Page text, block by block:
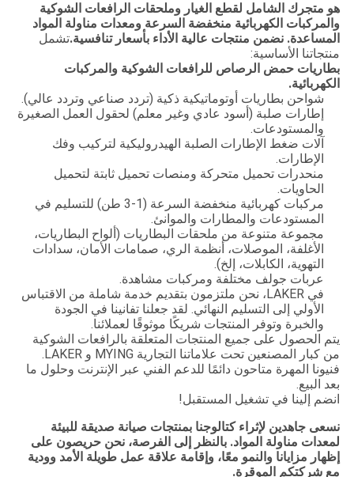
هو متجرك الشامل لقطع الغيار وملحقات الرافعات الشوكية
والمركبات الكهربائية منخفضة السرعة ومعدات مناولة المواد
المساعدة. نضمن منتجات عالية الأداء بأسعار تنافسية.تشمل
منتجاتنا الأساسية:
بطاريات حمض الرصاص للرافعات الشوكية والمركبات
الكهربائية.
شواحن بطاريات أوتوماتيكية ذكية (تردد صناعي وتردد عالي).
إطارات صلبة (أسود عادي وغير معلم) لحقول العمل الصغيرة
والمستودعات.
آلات ضغط الإطارات الصلبة الهيدروليكية لتركيب وفك
الإطارات.
منحدرات تحميل متحركة ومنصات تحميل ثابتة لتحميل
الحاويات.
مركبات كهربائية منخفضة السرعة (1-3 طن) للتسليم في
المستودعات والمطارات والموانئ.
مجموعة متنوعة من ملحقات البطاريات (ألواح البطاريات،
الأغلفة، الموصلات، أنظمة الري، صمامات الأمان، سدادات
التهوية، الكابلات، إلخ).
عربات جولف مختلفة ومركبات مشاهدة.
في LAKER، نحن ملتزمون بتقديم خدمة شاملة من الاقتباس
الأولي إلى التسليم النهائي. لقد جعلنا تفانينا في الجودة
والخبرة وتوفر المنتجات شريكًا موثوقًا لعملائنا.
يتم الحصول على جميع المنتجات المتعلقة بالرافعات الشوكية
من كبار المصنعين تحت علاماتنا التجارية MYING و LAKER.
فنيونا المهرة متاحون دائمًا للدعم الفني عبر الإنترنت وحلول ما
بعد البيع.
انضم إلينا في تشغيل المستقبل!
نسعى جاهدين لإثراء كتالوجنا بمنتجات صيانة صديقة للبيئة
لمعدات مناولة المواد. بالنظر إلى الفرصة، نحن حريصون على
إظهار مزايانا والنمو معًا، وإقامة علاقة عمل طويلة الأمد وودية
مع شركتكم الموقرة.